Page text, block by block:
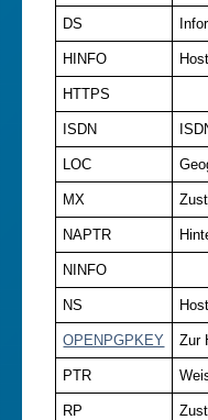
DS
HINFO
HTTPS
ISDN
LOC
MX
NAPTR
NINFO
NS
OPENPGPKEY Zur
PTR
RP